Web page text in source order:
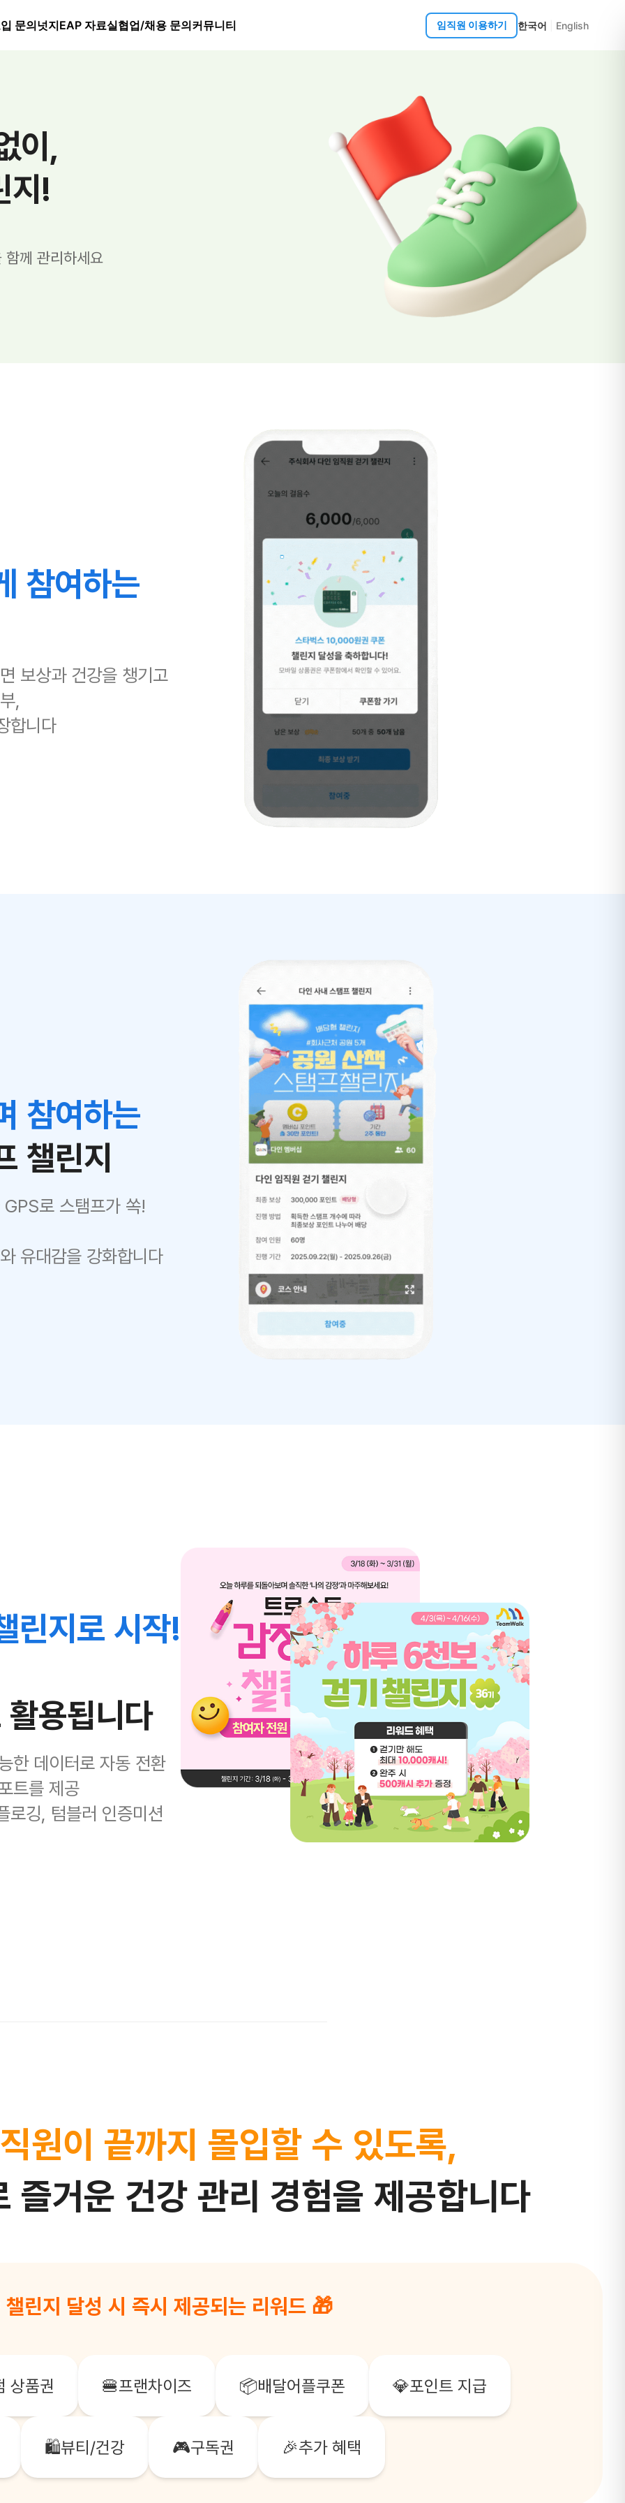
문의넛지EAP 자료실협업/채용 문의커뮤니티 임직원 이용하기 한국어 English
이,
지!
함께 관리하세요
참여하는
보상과 건강을 챙기고
,
합니다
참여하는
챌린지
로 스탬프가 쏙!
유대감을 강화합니다
린지로 시작!
용됩니다
한 데이터로 자동 전환
트를 제공
로깅, 텀블러 인증미션
원이 끝까지 몰입할 수 있도록,
즐거운 건강 관리 경험을 제공합니다
린지 달성 시 즉시 제공되는 리워드 🎁
상품권 🍔프랜차이즈 📦배달어플쿠폰 💎포인트 지급
🛍️뷰티/건강 🎮구독권 🎉추가 혜택